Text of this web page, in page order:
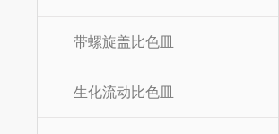
带螺旋盖比色皿
生化流动比色皿